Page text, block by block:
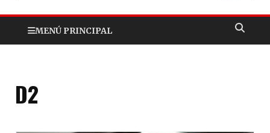
MENÚ PRINCIPAL
D2